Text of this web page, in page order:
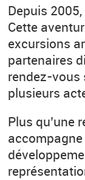
Depuis
Cette
excursions
partenaires
rendez-vous
plusieurs
Plus qu’une